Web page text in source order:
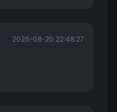
2025-08-20 22:48:27